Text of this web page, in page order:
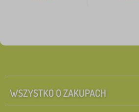
WSZYSTKO O ZAKUPACH